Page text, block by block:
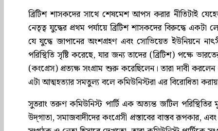
ব্রিটিশ শাসকদের সাথে শেষমেশ আপস করার নীতিটাই
নেতৃত্ব যুদ্ধের প্রথম পর্যায়ে ব্রিটিশ শাসকদের বিরুদ্ধে
যে যুদ্ধে জাপানের অংশগ্রহণ এবং সোভিয়েত ইউনিয়নে
পরিস্থিতি সৃষ্টি করেছে, যার জন্য তাদের (ব্রিটিশ) পক্ষে
(কংগ্রেস) প্রত্যক্ষ সংগ্রাম শুরু করেছিলেন। তারা দাবী
এটা আত্মহত্যার সমতুল্য বলে কমিউনিস্টরা এর বিরোধিতা করায়,
সুতরাং তরুণ কমিউনিস্ট পার্টি এক অত্যন্ত জটিল
উদ্‌গাতা, সমাজবাদীদের কংগ্রেসী প্রস্তাবের বাস্তব রূপকার,